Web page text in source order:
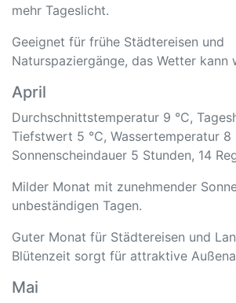
mehr Tageslicht.
Geeignet für frühe Städtereisen und
Naturspaziergänge, das Wetter kann
April
Durchschnittstemperatur 9 °C,
Tiefstwert 5 °C, Wassertemperatur 8
Sonnenscheindauer 5 Stunden, 14
Milder Monat mit zunehmender
unbeständigen Tagen.
Guter Monat für Städtereisen und
Blütenzeit sorgt für attraktive
Mai